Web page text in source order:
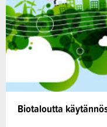
Biotaloutta